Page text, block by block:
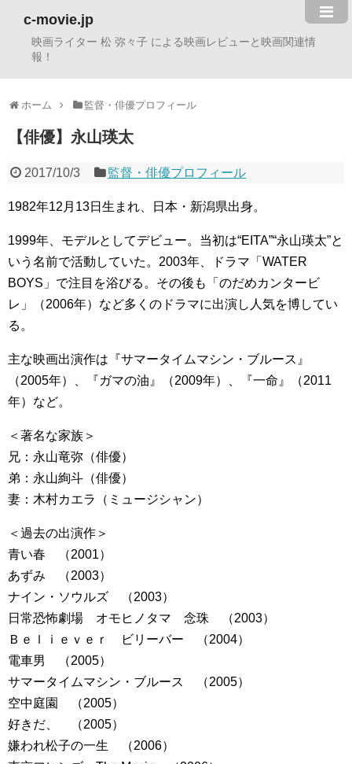
c-movie.jp
映画ライター 松 弥々子 による映画レビューと映画関連情
報！
ホーム 監督・俳優プロフィール
【俳優】永山瑛太
2017/10/3 監督・俳優プロフィール
1982年12月13日生まれ、日本・新潟県出身。
1999年、モデルとしてデビュー。当初は“EITA”“永山瑛太”と
いう名前で活動していた。2003年、ドラマ「WATER
BOYS」で注目を浴びる。その後も「のだめカンタービ
レ」（2006年）など多くのドラマに出演し人気を博してい
る。
主な映画出演作は『サマータイムマシン・ブルース』
（2005年）、『ガマの油』（2009年）、『一命』（2011
年）など。
＜著名な家族＞
兄：永山竜弥（俳優）
弟：永山絢斗（俳優）
妻：木村カエラ（ミュージシャン）
＜過去の出演作＞
青い春 （2001）
あずみ （2003）
ナイン・ソウルズ （2003）
日常恐怖劇場 オモヒノタマ 念珠 （2003）
Ｂｅｌｉｅｖｅｒ ビリーバー （2004）
電車男 （2005）
サマータイムマシン・ブルース （2005）
空中庭園 （2005）
好きだ、 （2005）
嫌われ松子の一生 （2006）